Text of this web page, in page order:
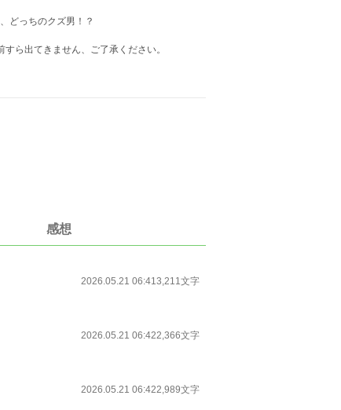
どっちのクズ男！？
ら出てきません、ご了承ください。
感想
2026.05.21 06:413,211文字
2026.05.21 06:422,366文字
2026.05.21 06:422,989文字